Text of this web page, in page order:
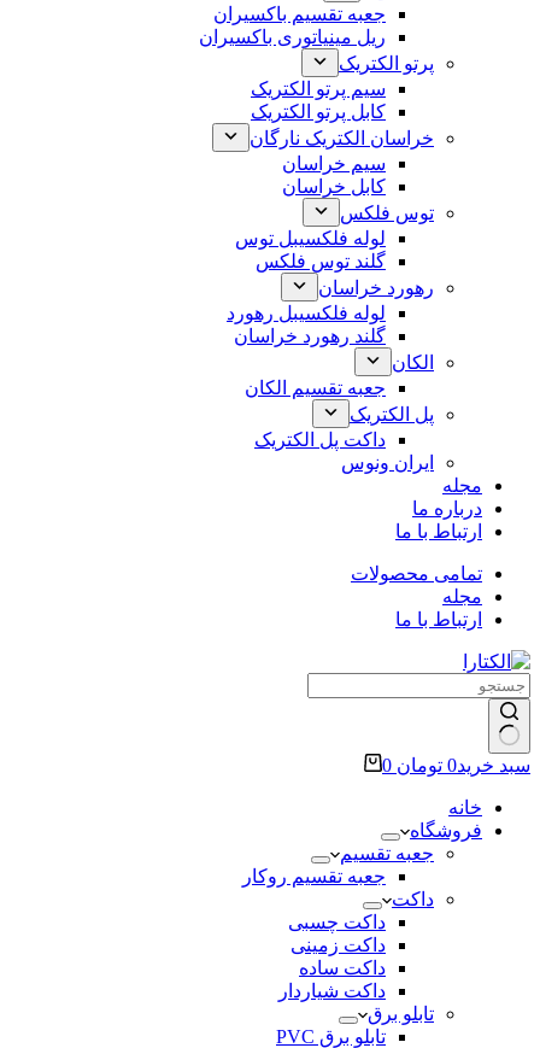
جعبه تقسیم باکسیران
ریل مینیاتوری باکسیران
پرتو الکتریک
سیم پرتو الکتریک
کابل پرتو الکتریک
خراسان الکتریک نارگان
سیم خراسان
کابل خراسان
توس فلکس
لوله فلکسیبل توس
گلند توس فلکس
رهورد خراسان
لوله فلکسیبل رهورد
گلند رهورد خراسان
الکان
جعبه تقسیم الکان
پل الکتریک
داکت پل الکتریک
ایران ونوس
مجله
درباره ما
ارتباط با ما
تمامی محصولات
مجله
ارتباط با ما
سبد خرید0 تومان 0
خانه
فروشگاه
جعبه تقسیم
جعبه تقسیم روکار
داکت
داکت چسبی
داکت زمینی
داکت ساده
داکت شیاردار
تابلو برق
تابلو برق PVC